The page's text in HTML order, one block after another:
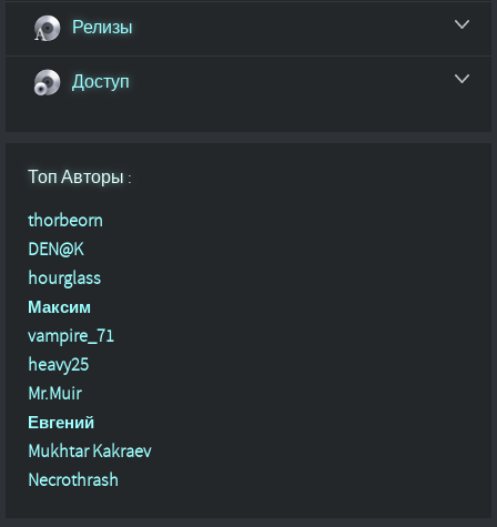
Релизы
Доступ
Топ Авторы :
thorbeorn
DEN@K
hourglass
Максим
vampire_71
heavy25
Mr.Muir
Евгений
Mukhtar Kakraev
Necrothrash